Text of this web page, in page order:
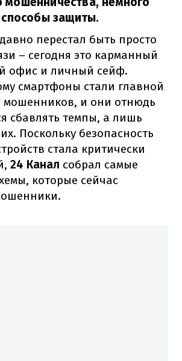
способы защиты.
перестал быть просто
– сегодня это карманный
офис и личный сейф.
смартфоны стали главной
и они отнюдь
сбавлять темпы, а лишь
Поскольку безопасность
стала критически
24 Канал собрал самые
которые сейчас